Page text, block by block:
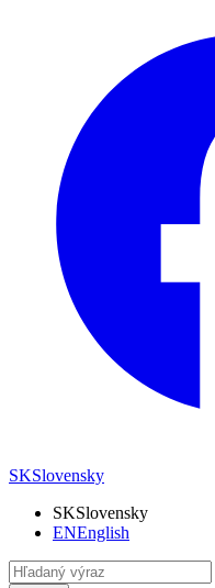
SKSlovensky
SKSlovensky
ENEnglish